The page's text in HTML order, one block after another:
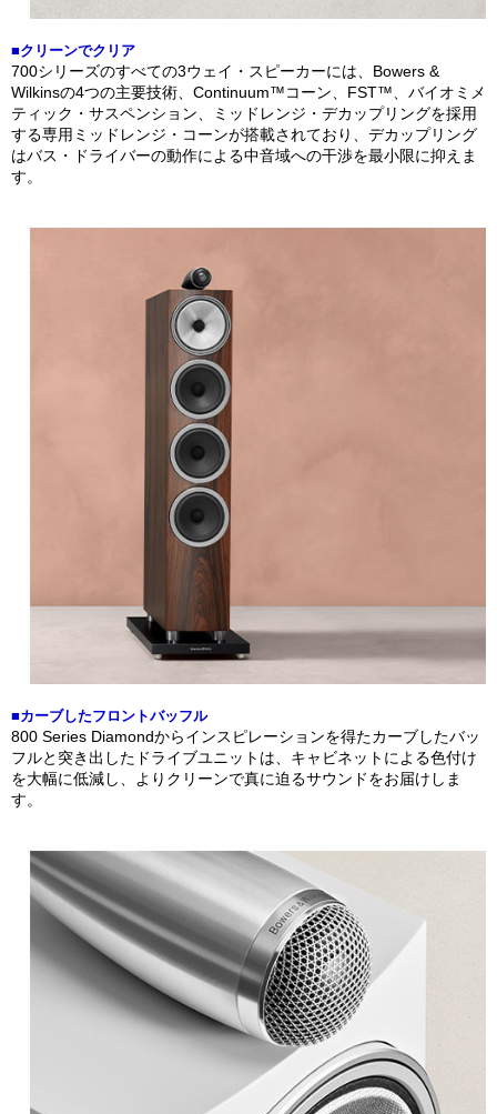
■クリーンでクリア
700シリーズのすべての3ウェイ・スピーカーには、Bowers &
Wilkinsの4つの主要技術、Continuum™コーン、FST™、バイオミメ
ティック・サスペンション、ミッドレンジ・デカップリングを採用
する専用ミッドレンジ・コーンが搭載されており、デカップリング
はバス・ドライバーの動作による中音域への干渉を最小限に抑えま
す。
■カーブしたフロントバッフル
800 Series Diamondからインスピレーションを得たカーブしたバッ
フルと突き出したドライブユニットは、キャビネットによる色付け
を大幅に低減し、よりクリーンで真に迫るサウンドをお届けしま
す。